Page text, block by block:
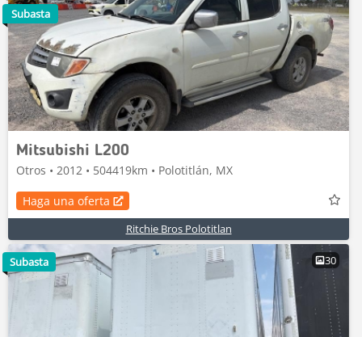
Mitsubishi L200
Otros • 2012 • 504419km • Polotitlán, MX
Haga una oferta
Ritchie Bros Polotitlan
Subasta
30
Subasta